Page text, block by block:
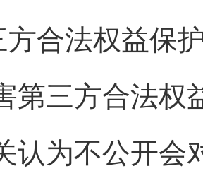
方合法权益保
第三方合法权
认为不公开会